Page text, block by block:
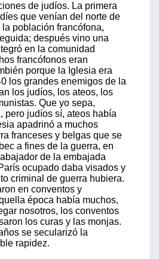
de judíos. La primera
que venían del norte de
población francófona,
después vino una
en la comunidad
francófonos eran
porque la Iglesia era
los grandes enemigos de la
los judíos, los ateos, los
Que yo sepa,
pero judíos sí, ateos había
apadrinó a muchos
franceses y belgas que se
a fines de la guerra, en
de la embajada
ocupado daba visados y
criminal de guerra hubiera.
en conventos y
época había muchos,
nosotros, los conventos
los curas y las monjas.
se secularizó la
rapidez.